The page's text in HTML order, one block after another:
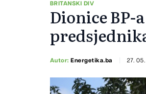
BRITANSKI DIV
Dionice BP-
Autor:Energetika.ba 27.